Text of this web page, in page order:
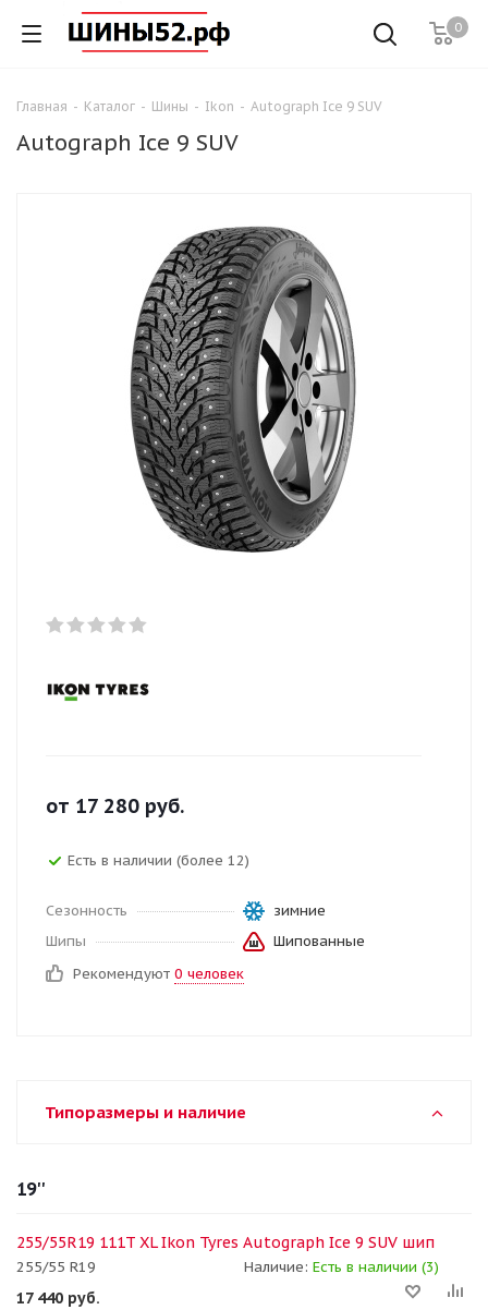
0
Главная - Каталог - Шины - Ikon - Autograph Ice 9 SUV
Autograph Ice 9 SUV
от 17 280 руб.
Есть в наличии (более 12)
Сезонность
зимние
Шипы
Шипованные
Рекомендуют 0 человек
Типоразмеры и наличие
19''
255/55R19 111T XL Ikon Tyres Autograph Ice 9 SUV шип
255/55 R19 Наличие: Есть в наличии (3)
17 440 руб.